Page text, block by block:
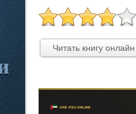
Читать книгу